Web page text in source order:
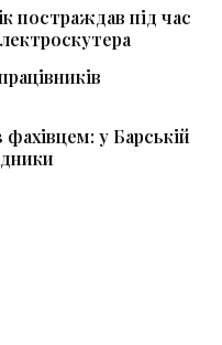
постраждав під час
у Барській